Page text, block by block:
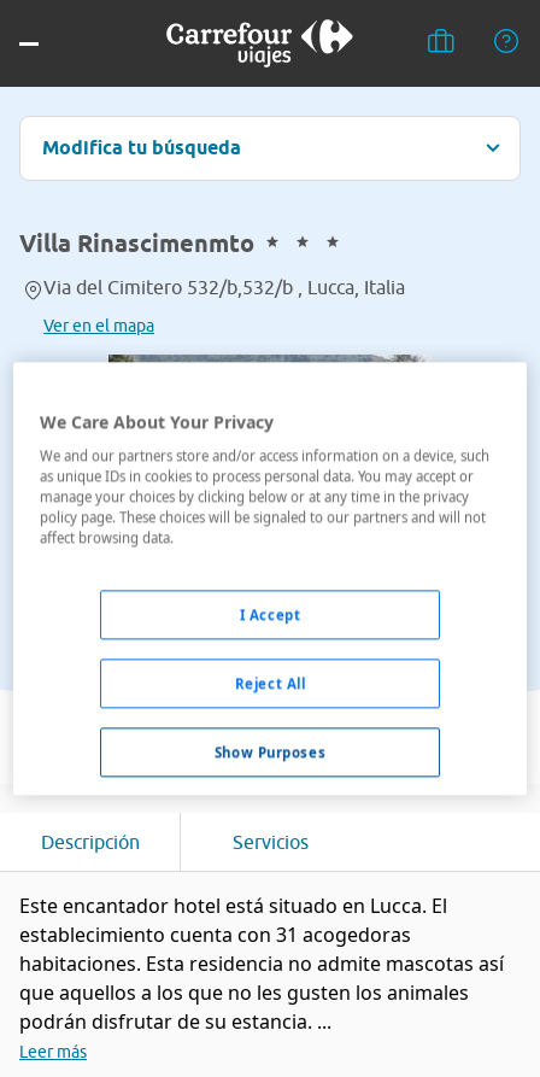
Modifica tu búsqueda
Villa Rinascimenmto
Via del Cimitero 532/b,532/b , Lucca, Italia
Ver en el mapa
Ver en el mapa
Descripción Servicios
Este encantador hotel está situado en Lucca. El
establecimiento cuenta con 31 acogedoras
habitaciones. Esta residencia no admite mascotas así
que aquellos a los que no les gusten los animales
podrán disfrutar de su estancia. ...
Leer más
We Care About Your Privacy
We and our partners store and/or access information on a device, such
as unique IDs in cookies to process personal data. You may accept or
manage your choices by clicking below or at any time in the privacy
policy page. These choices will be signaled to our partners and will not
affect browsing data.
Show Purposes
Reject All
I Accept